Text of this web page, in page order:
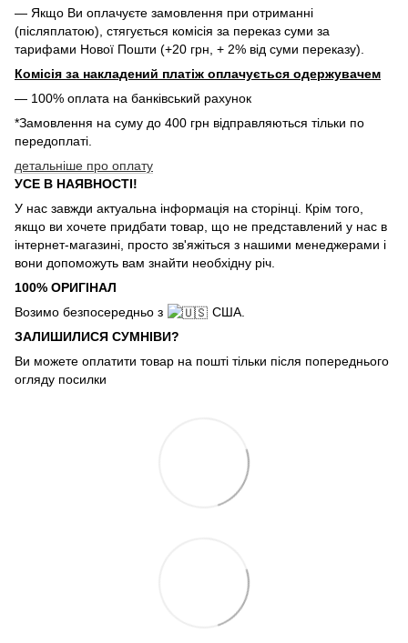
— Якщо Ви оплачуєте замовлення при отриманні
(післяплатою), стягується комісія за переказ суми за
тарифами Нової Пошти (+20 грн, + 2% від суми переказу).
Комісія за накладений платіж оплачується одержувачем
— 100% оплата на банківський рахунок
*Замовлення на суму до 400 грн відправляються тільки по
передоплаті.
детальніше про оплату
УСЕ В НАЯВНОСТІ!
У нас завжди актуальна інформація на сторінці. Крім того,
якщо ви хочете придбати товар, що не представлений у нас в
інтернет-магазині, просто зв'яжіться з нашими менеджерами і
вони допоможуть вам знайти необхідну річ.
100% ОРИГІНАЛ
Возимо безпосередньо з
США.
ЗАЛИШИЛИСЯ СУМНІВИ?
Ви можете оплатити товар на пошті тільки після попереднього
огляду посилки